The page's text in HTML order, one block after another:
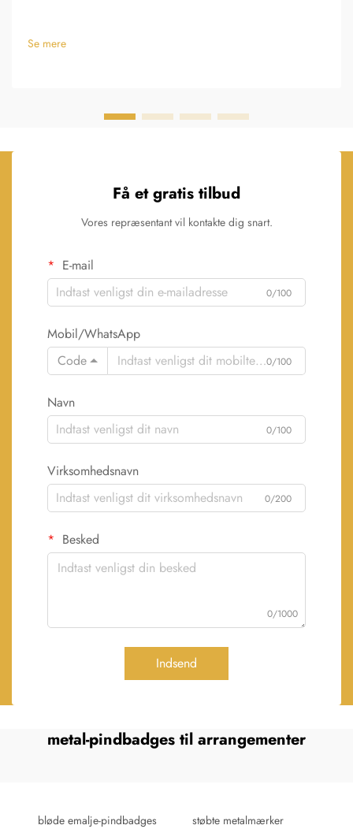
Se mere
Få et gratis tilbud
Vores repræsentant vil kontakte dig snart.
E-mail
0/100
Mobil/WhatsApp
Code
0/100
Navn
0/100
Virksomhedsnavn
0/200
Besked
0/1000
Indsend
metal-pindbadges til arrangementer
bløde emalje-pindbadges støbte metalmærker